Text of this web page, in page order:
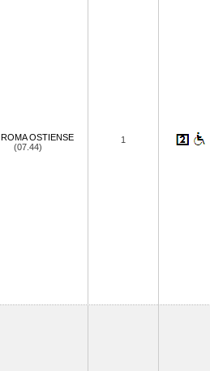
ROMA OSTIENSE
(07.44)
1